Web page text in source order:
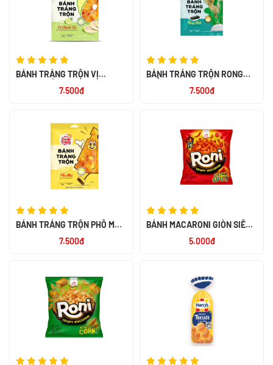
BÁNH TRÁNG TRỘN VỊ
7.500đ
BÁNH TRÁNG TRỘN RONG
7.500đ
BÁNH TRÁNG TRỘN PHÔ MAI
7.500đ
BÁNH MACARONI GIÒN SIÊU
5.000đ